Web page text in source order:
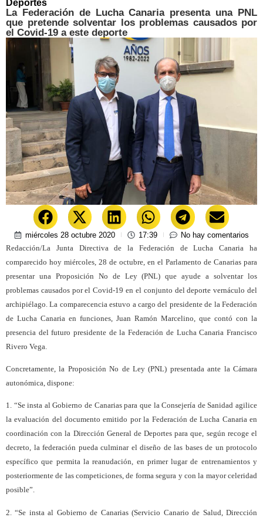
Deportes
La Federación de Lucha Canaria presenta una PNL
que pretende solventar los problemas causados por
el Covid-19 a este deporte
miércoles 28 octubre 2020 17:39
No hay comentarios
Redacción/La Junta Directiva de la Federación de Lucha Canaria ha
comparecido hoy miércoles, 28 de octubre, en el Parlamento de Canarias para
presentar una Proposición No de Ley (PNL) que ayude a solventar los
problemas causados por el Covid-19 en el conjunto del deporte vernáculo del
archipiélago. La comparecencia estuvo a cargo del presidente de la Federación
de Lucha Canaria en funciones, Juan Ramón Marcelino, que contó con la
presencia del futuro presidente de la Federación de Lucha Canaria Francisco
Rivero Vega.
Concretamente, la Proposición No de Ley (PNL) presentada ante la Cámara
autonómica, dispone:
1. “Se insta al Gobierno de Canarias para que la Consejería de Sanidad agilice
la evaluación del documento emitido por la Federación de Lucha Canaria en
coordinación con la Dirección General de Deportes para que, según recoge el
decreto, la federación pueda culminar el diseño de las bases de un protocolo
específico que permita la reanudación, en primer lugar de entrenamientos y
posteriormente de las competiciones, de forma segura y con la mayor celeridad
posible”.
2. “Se insta al Gobierno de Canarias (Servicio Canario de Salud, Dirección